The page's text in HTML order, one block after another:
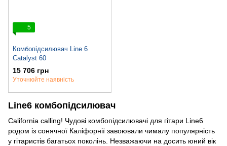
5
Комбопідсилювач Line 6
Catalyst 60
15 706 грн
Уточнюйте наявність
Line6 комбопідсилювач
California calling! Чудові комбопідсилювачі для гітари Line6
родом із сонячної Каліфорнії завоювали чималу популярність
у гітаристів багатьох поколінь. Незважаючи на досить юний вік